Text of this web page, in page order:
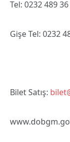
Tel: 0232 489
Gişe Tel: 0232
Bilet Satış: